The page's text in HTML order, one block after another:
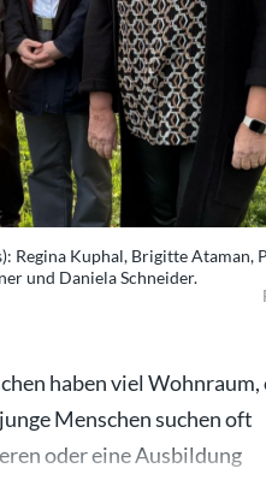
Regina Kuphal, Brigitte Ataman,
und Daniela Schneider.
haben viel Wohnraum,
Menschen suchen oft
oder eine Ausbildung